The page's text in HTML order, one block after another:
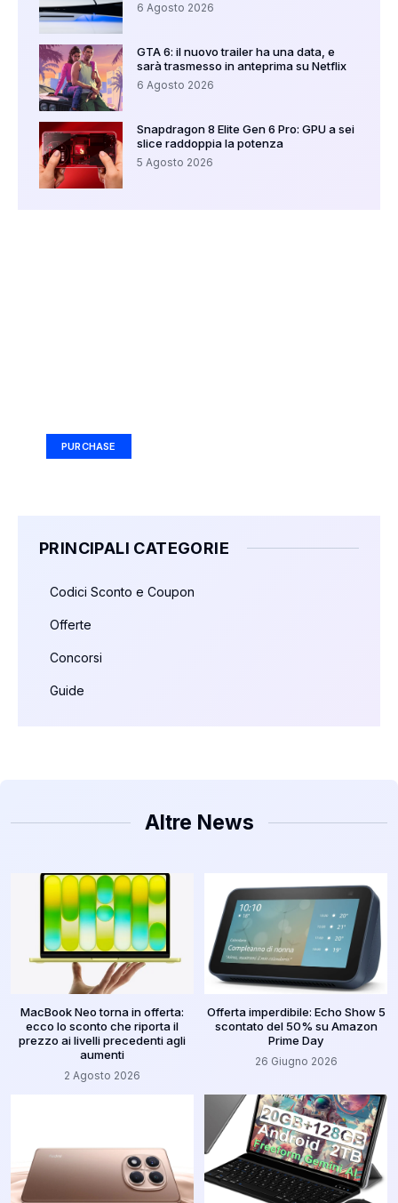
6 Agosto 2026
GTA 6: il nuovo trailer ha una data, e
sarà trasmesso in anteprima su Netflix
6 Agosto 2026
Snapdragon 8 Elite Gen 6 Pro: GPU a sei
slice raddoppia la potenza
5 Agosto 2026
PURCHASE
PRINCIPALI CATEGORIE
Codici Sconto e Coupon
Offerte
Concorsi
Guide
Altre News
MacBook Neo torna in offerta:
ecco lo sconto che riporta il
prezzo ai livelli precedenti agli
aumenti
2 Agosto 2026
Offerta imperdibile: Echo Show 5
scontato del 50% su Amazon
Prime Day
26 Giugno 2026